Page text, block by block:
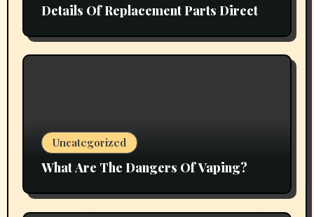
Details Of Replacement Parts Direct
Uncategorized
What Are The Dangers Of Vaping?